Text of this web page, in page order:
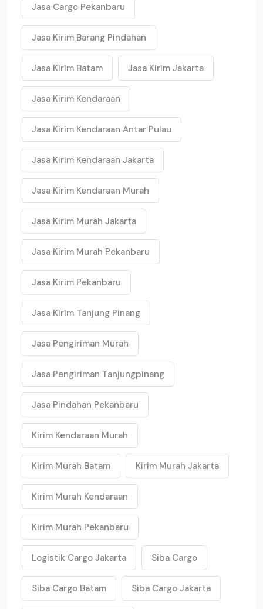
Jasa Cargo Pekanbaru
Jasa Kirim Barang Pindahan
Jasa Kirim Batam Jasa Kirim Jakarta
Jasa Kirim Kendaraan
Jasa Kirim Kendaraan Antar Pulau
Jasa Kirim Kendaraan Jakarta
Jasa Kirim Kendaraan Murah
Jasa Kirim Murah Jakarta
Jasa Kirim Murah Pekanbaru
Jasa Kirim Pekanbaru
Jasa Kirim Tanjung Pinang
Jasa Pengiriman Murah
Jasa Pengiriman Tanjungpinang
Jasa Pindahan Pekanbaru
Kirim Kendaraan Murah
Kirim Murah Batam Kirim Murah Jakarta
Kirim Murah Kendaraan
Kirim Murah Pekanbaru
Logistik Cargo Jakarta Siba Cargo
Siba Cargo Batam Siba Cargo Jakarta